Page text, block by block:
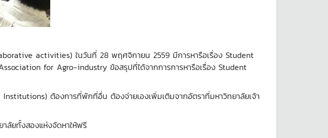
activities) ในวันที่ 28 พฤศจิกายน 2559 มีการหารือเรื่อง Student
for Agro-industry ข้อสรุปที่ได้จากการการหารือเรื่อง Student
ต้องการที่พักที่อื่น ต้องจ่ายเองเพิ่มเติมจากอัตราที่มหาวิทยาลัยเจ้า
าลัยทั้งสองแห่งจัดหาให้ฟรี